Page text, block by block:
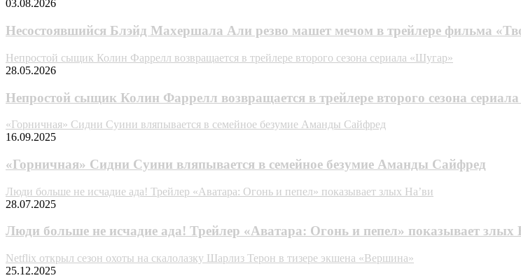
03.08.2026
Несостоявшийся Блэйд Махершала Али резво машет мечом в трейлере фильма
Непростой сыщик Колин Фаррелл возвращается в трейлере второго сезона сериала «Шугар»
28.05.2026
Непростой сыщик Колин Фаррелл возвращается в трейлере второго сезона
«Горничная» Сидни Суини вляпывается в семейное безумие Аманды Сайфред
16.09.2025
«Горничная» Сидни Суини вляпывается в семейное безумие Аманды Сайфред
Люди больше не исчадие ада! Трейлер «Аватара: Огонь и пепел» показывает злых На’ви
28.07.2025
Люди больше не исчадие ада! Трейлер «Аватара: Огонь и пепел» показывает злых
Netflix открыл сезон охоты на скалолазку Шарлиз Терон в тизере экшена «Вершина»
25.12.2025